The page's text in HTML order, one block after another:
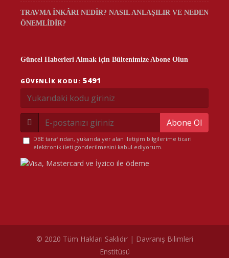
TRAVMA İNKÂRI NEDİR? NASIL ANLAŞILIR VE NEDEN
ÖNEMLİDİR?
Güncel Haberleri Almak için Bültenimize Abone Olun
GÜVENLIK KODU: 5491
Abone Ol
DBE tarafından, yukarıda yer alan iletişim bilgilerime ticari
elektronik ileti gönderilmesini kabul ediyorum.
© 2020 Tüm Hakları Saklıdır | Davranış Bilimleri
Enstitüsü